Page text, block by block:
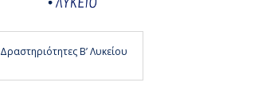
Δραστηριότητες Β’ Λυκείου